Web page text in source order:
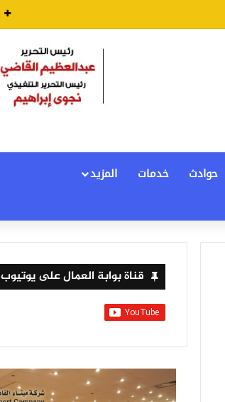
حوادث خدمات
المزيد
قناة بوابة العمال على يوتيوب